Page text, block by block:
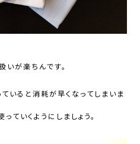
いが楽ちんです。
いると消耗が早くなってしまいま
ていくようにしましょう。